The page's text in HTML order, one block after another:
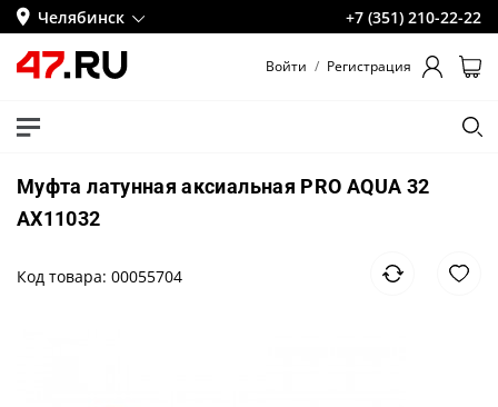
Челябинск +7 (351) 210-22-22
Войти / Регистрация
Муфта латунная аксиальная PRO AQUA 32
AX11032
Код товара: 00055704